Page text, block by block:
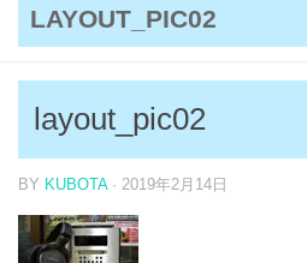
LAYOUT_PIC02
layout_pic02
BY KUBOTA · 2019年2月14日